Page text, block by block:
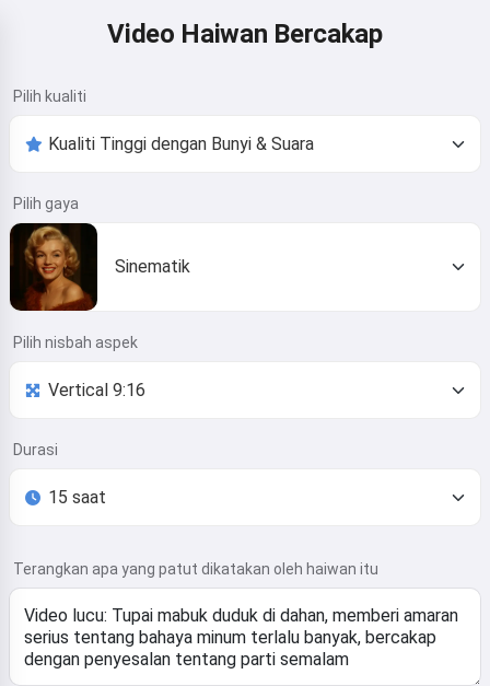
Video Haiwan Bercakap
Pilih kualiti
Pilih gaya
Sinematik
Pilih nisbah aspek
Durasi
Terangkan apa yang patut dikatakan oleh haiwan itu